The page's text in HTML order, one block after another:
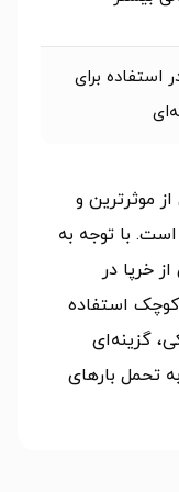
استفاده برای
موثرترین و
با توجه به
خرپا در
استفاده
گزینه‌ای
تحمل بارهای